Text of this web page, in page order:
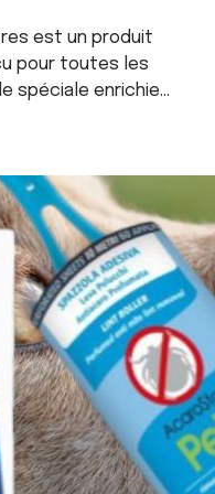
est un produit
pour toutes les
redonne
et de stries,
créant un bouclier
de taches d’eau.
pas de
BIODÉGRADABLE
Pour une hygiène
aussi utiliser
fresh
traiter à une
passer avec un